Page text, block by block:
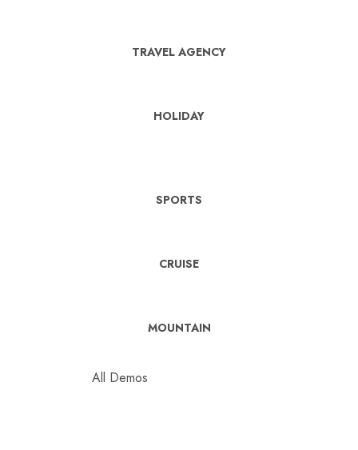
TRAVEL AGENCY
HOLIDAY
SPORTS
CRUISE
MOUNTAIN
All Demos